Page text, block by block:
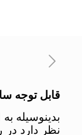
قابل توجه
بدینوسیله